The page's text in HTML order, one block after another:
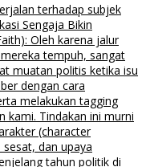
terhadap subjek
Sengaja Bikin
Oleh karena jalur
tempuh, sangat
muatan politis ketika isu
dengan cara
melakukan tagging
kami. Tindakan ini murni
(character
dan upaya
tahun politik di